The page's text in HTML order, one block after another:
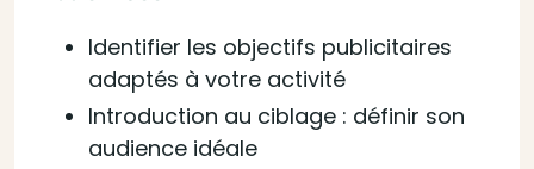
Identifier les objectifs publicitaires
adaptés à votre activité
Introduction au ciblage : définir son
audience idéale